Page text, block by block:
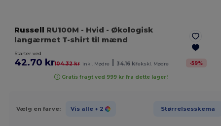
Russell RU100M - Hvid - Økologisk
langærmet T-shirt til mænd
Starter ved
42.70 kr104.32 kr inkl. Mødre 34.16 krekskl. Mødre -59%
Gratis fragt ved 999 kr fra dette lager!
Vælg en farve: Vis alle + 2 Størrelsesskema